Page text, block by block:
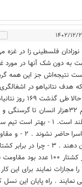
فلسطینی زا در غزه
به دون شک آنها در
نتیجه‌اش جز این همه
نتانیاهو در
سران کشورها باور
آنچه باید نمی شد را مرتکب شدند از انفجار
دیرتر از امروز باشد . همت بلند دار
خروج نظامیان به
بیشتری نسبت به ارتش رژیم صهیونیستی
مجازات نمایند برای این
نمایند . راه پایان این